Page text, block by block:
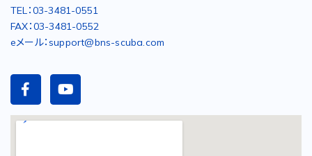
TEL：03-3481-0551
FAX：03-3481-0552
eメール：support@bns-scuba.com